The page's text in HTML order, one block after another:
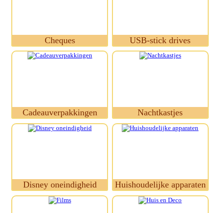
Cheques USB-stick drives
Cadeauverpakkingen Nachtkastjes
Disney oneindigheid Huishoudelijke apparaten